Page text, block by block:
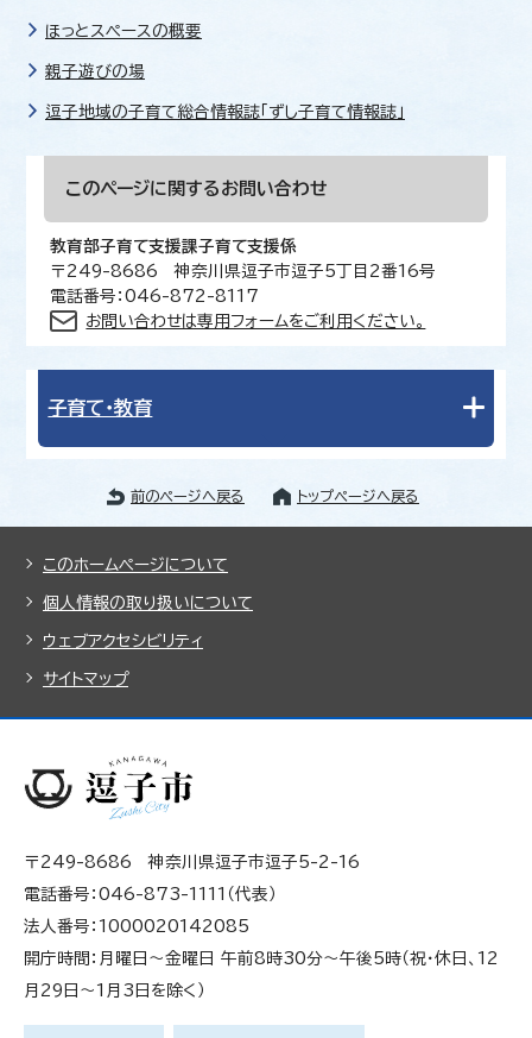
ほっとスペースの概要
親子遊びの場
逗子地域の子育て総合情報誌「ずし子育て情報誌」
このページに関する お問い合わせ
教育部子育て支援課子育て支援係
〒249-8686 神奈川県逗子市逗子5丁目2番16号
電話番号：046-872-8117
お問い合わせは専用フォームをご利用ください。
子育て・教育
前のページへ戻る トップページへ戻る
このホームページについて
個人情報の取り扱いについて
ウェブアクセシビリティ
サイトマップ
〒249-8686 神奈川県逗子市逗子5-2-16
電話番号：046-873-1111（代表）
法人番号：1000020142085
開庁時間：月曜日～金曜日 午前8時30分～午後5時（祝・休日、12
月29日～1月3日を除く）